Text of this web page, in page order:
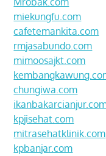
miekungfu.com
cafetemankita.com
rmjasabundo.com
mimoosajkt.com
chungiwa.com
kpjisehat.com
mitrasehatklinik.com
kpbanjar.com